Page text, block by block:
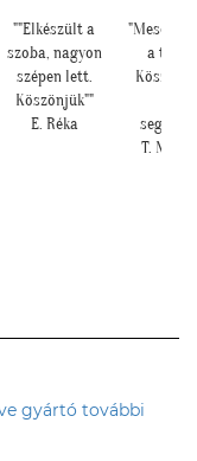
""Elkészült a
szoba, nagyon
szépen lett.
Köszönjük""
E. Réka
a
T.
gyártó további